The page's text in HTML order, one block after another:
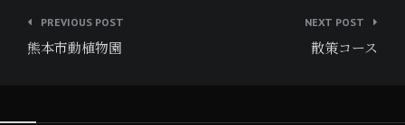
投
稿
PREVIOUS POST
熊本市動植物園
NEXT POST
散策コース